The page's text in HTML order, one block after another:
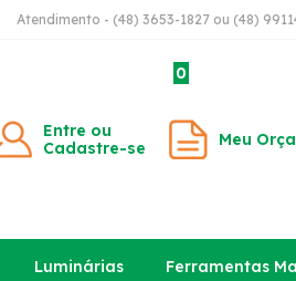
Atendimento - (48) 3653-1827 ou (48)
Entre ou
Cadastre-se
0
Meu
Luminárias Ferramentas